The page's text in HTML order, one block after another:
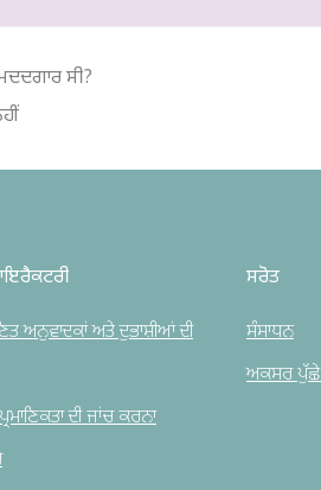
ਸੀ?
ਅਨੁਵਾਦਕਾਂ ਅਤੇ ਦੁਭਾਸ਼ੀਆਂ ਦੀ
ਦੀ ਜਾਂਚ ਕਰਨਾ
ਸਰੋਤ
ਸੰਸਾਧਨ
ਅਕਸਰ ਪੁੱਛੇ